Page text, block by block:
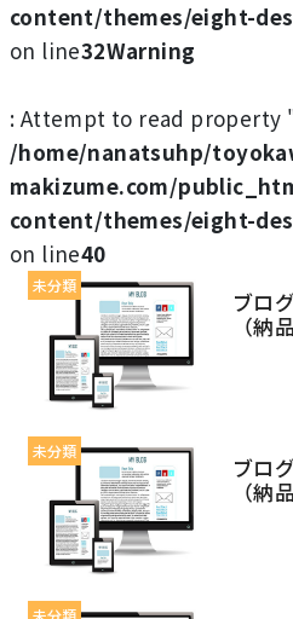
content/themes/eight-
on line32Warning
: Attempt to read property
/home/nanatsuhp/
makizume.com/
content/themes/eight-
on line40
未分類
ブロ
（納
未分類
ブロ
（納